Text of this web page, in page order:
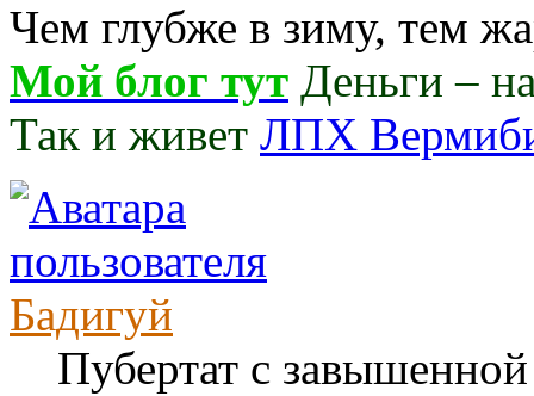
Чем глубже в зиму, тем
Мой блог тут Деньги –
Так и живет ЛПХ
Бадигуй
Пубертат с